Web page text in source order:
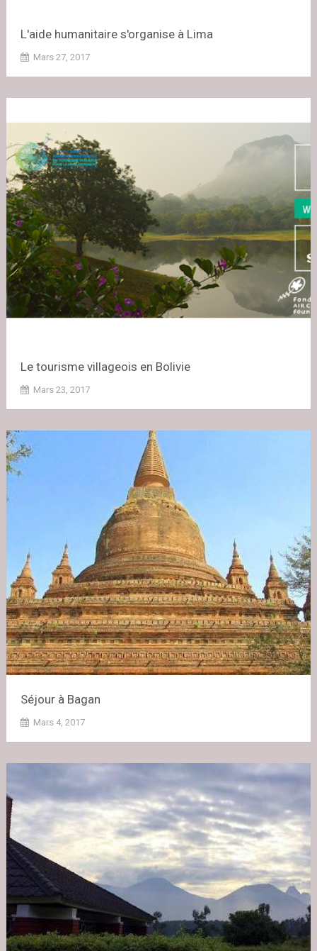
L'aide humanitaire s'organise à Lima
Mars 27, 2017
Le tourisme villageois en Bolivie
Mars 23, 2017
Séjour à Bagan
Mars 4, 2017